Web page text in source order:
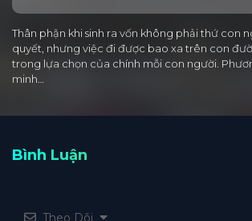
Thân phận khi sinh ra vốn không phải thứ con
quyết, nhưng việc đi được bao xa trên con
trong lựa chọn của chính mỗi con người.
minh…
Bình Luận
Theo Dõi